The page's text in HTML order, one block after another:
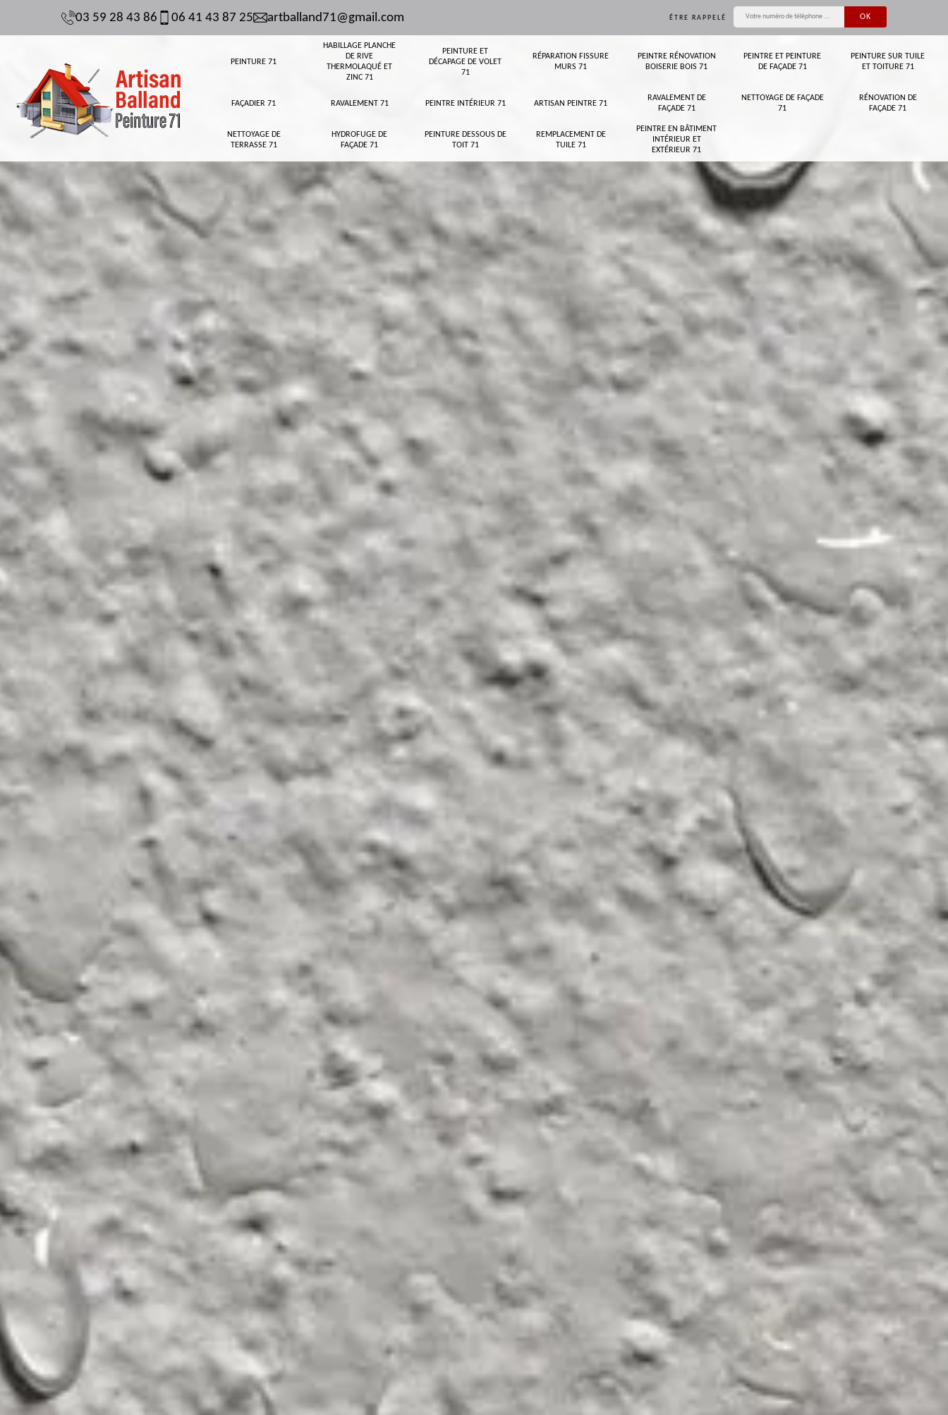
03 59 28 43 86 06 41 43 87 25 artballand71@gmail.com ÊTRE RAPPELÉ
PEINTURE 71
HABILLAGE PLANCHE
DE RIVE
THERMOLAQUÉ ET
ZINC 71
PEINTURE ET
DÉCAPAGE DE VOLET
71
RÉPARATION FISSURE
MURS 71
PEINTRE RÉNOVATION
BOISERIE BOIS 71
PEINTRE ET PEINTURE
DE FAÇADE 71
PEINTURE SUR TUILE
ET TOITURE 71
FAÇADIER 71 RAVALEMENT 71 PEINTRE INTÉRIEUR 71 ARTISAN PEINTRE 71
RAVALEMENT DE
FAÇADE 71
NETTOYAGE DE FAÇADE
71
RÉNOVATION DE
FAÇADE 71
NETTOYAGE DE
TERRASSE 71
HYDROFUGE DE
FAÇADE 71
PEINTURE DESSOUS DE
TOIT 71
REMPLACEMENT DE
TUILE 71
PEINTRE EN BÂTIMENT
INTÉRIEUR ET
EXTÉRIEUR 71